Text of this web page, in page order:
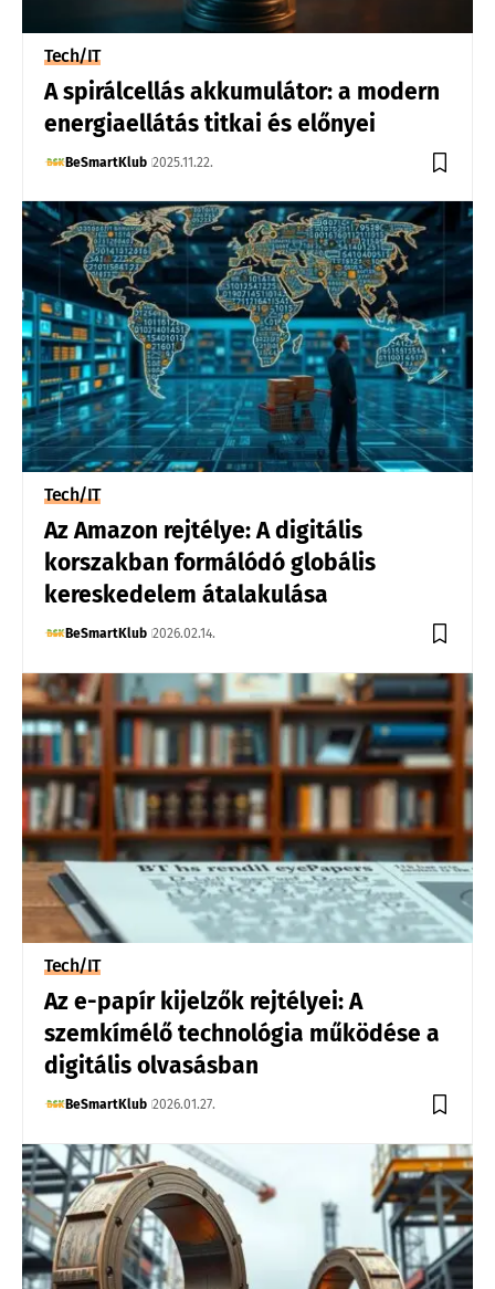
Tech/IT
A spirálcellás akkumulátor: a modern
energiaellátás titkai és előnyei
BeSmartKlub 2025.11.22.
Tech/IT
Az Amazon rejtélye: A digitális
korszakban formálódó globális
kereskedelem átalakulása
BeSmartKlub 2026.02.14.
Tech/IT
Az e-papír kijelzők rejtélyei: A
szemkímélő technológia működése a
digitális olvasásban
BeSmartKlub 2026.01.27.